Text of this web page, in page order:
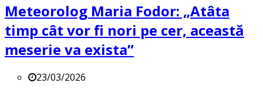
Meteorolog Maria Fodor: „Atâta
timp cât vor fi nori pe cer, această
meserie va exista”
23/03/2026